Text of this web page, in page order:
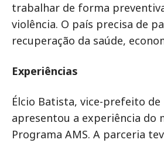
trabalhar de forma
violência. O país precisa de
recuperação da saúde,
Experiências
Élcio Batista, vice-prefeito de
apresentou a experiência do
Programa AMS. A parceria